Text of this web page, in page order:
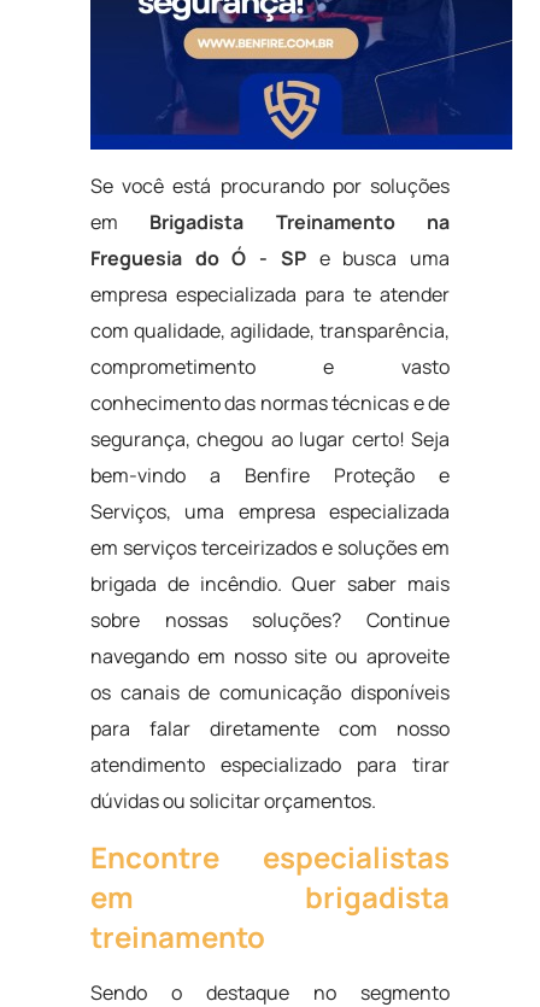
Se você está procurando por soluções
em Brigadista Treinamento na
Freguesia do Ó - SP e busca uma
empresa especializada para te atender
com qualidade, agilidade, transparência,
comprometimento e vasto
conhecimento das normas técnicas e de
segurança, chegou ao lugar certo! Seja
bem-vindo a Benfire Proteção e
Serviços, uma empresa especializada
em serviços terceirizados e soluções em
brigada de incêndio. Quer saber mais
sobre nossas soluções? Continue
navegando em nosso site ou aproveite
os canais de comunicação disponíveis
para falar diretamente com nosso
atendimento especializado para tirar
dúvidas ou solicitar orçamentos.
Encontre especialistas
em brigadista
treinamento
Sendo o destaque no segmento